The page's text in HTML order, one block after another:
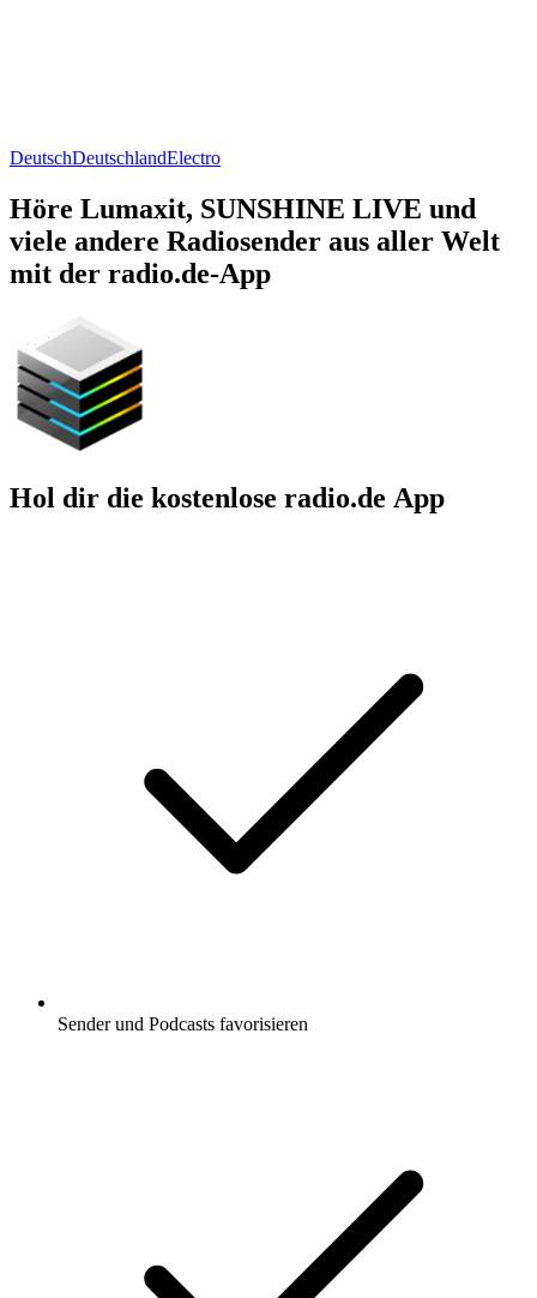
DeutschDeutschlandElectro
Höre Lumaxit, SUNSHINE LIVE und
viele andere Radiosender aus aller Welt
mit der radio.de-App
Hol dir die kostenlose radio.de App
Sender und Podcasts favorisieren